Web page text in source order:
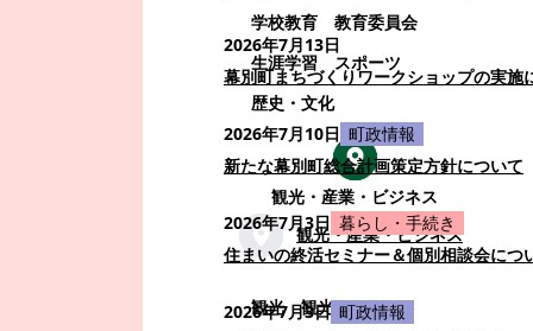
学校教育
教育委員会
生涯学習
スポーツ
歴史・文化
観光・産業・ビジネス
観光・産業・ビジネス
観光
観光・イベント
2026年7月13日
幕別町まちづくりワークショップの実施
2026年7月10日 町政情報
新たな幕別町総合計画策定方針について
2026年7月3日 暮らし・手続き
住まいの終活セミナー＆個別相談会につ
2026年7月3日 町政情報